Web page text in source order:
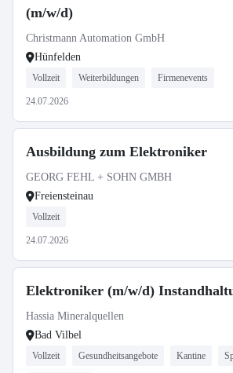
(m/w/d)
Christmann Automation GmbH
Hünfelden
Vollzeit Weiterbildungen Firmenevents
24.07.2026
Ausbildung zum Elektroniker
GEORG FEHL + SOHN GMBH
Freiensteinau
Vollzeit
24.07.2026
Elektroniker (m/w/d)
Hassia Mineralquellen
Bad Vilbel
Vollzeit Gesundheitsangebote Kantine